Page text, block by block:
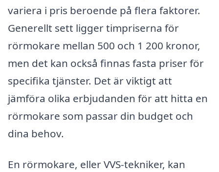
variera i pris beroende på flera faktorer.
Generellt sett ligger timpriserna för
rörmokare mellan 500 och 1 200 kronor,
men det kan också finnas fasta priser för
specifika tjänster. Det är viktigt att
jämföra olika erbjudanden för att hitta en
rörmokare som passar din budget och
dina behov.
En rörmokare, eller VVS-tekniker, kan